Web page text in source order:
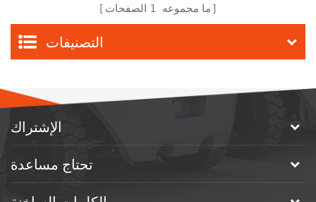
ما مجموعه 1 الصفحات
التصنيفات
الإشتراك
تحتاج مساعدة